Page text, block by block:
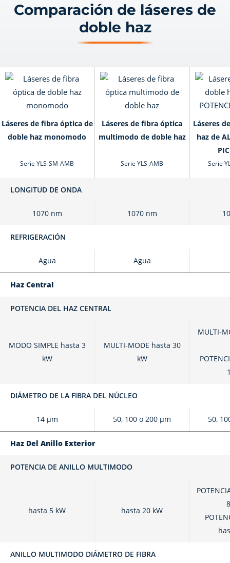
Comparación de láseres de
doble haz
Láseres de fibra óptica de
doble haz monomodo
Láseres de fibra óptica
multimodo de doble haz
Láseres
haz de
Serie YLS-SM-AMB Serie YLS-AMB Serie
LONGITUD DE ONDA
1070 nm 1070 nm
REFRIGERACIÓN
Agua Agua
Haz Central
POTENCIA DEL HAZ CENTRAL
MODO SIMPLE hasta 3
kW
MULTI-MODE hasta 30
kW
MULTI-
DIÁMETRO DE LA FIBRA DEL NÚCLEO
14 μm 50, 100 o 200 μm 50,
Haz Del Anillo Exterior
POTENCIA DE ANILLO MULTIMODO
hasta 5 kW hasta 20 kW
ANILLO MULTIMODO DIÁMETRO DE FIBRA